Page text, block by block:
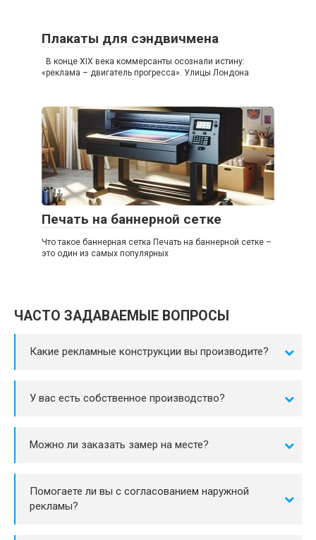
Плакаты для сэндвичмена
В конце XIX века коммерсанты осознали истину:
«реклама – двигатель прогресса». Улицы Лондона
Печать на баннерной сетке
Что такое баннерная сетка Печать на баннерной сетке –
это один из самых популярных
ЧАСТО ЗАДАВАЕМЫЕ ВОПРОСЫ
Какие рекламные конструкции вы производите?
У вас есть собственное производство?
Можно ли заказать замер на месте?
Помогаете ли вы с согласованием наружной
рекламы?